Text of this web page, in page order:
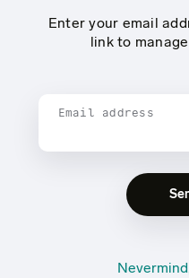
Enter your email
link to
Email address